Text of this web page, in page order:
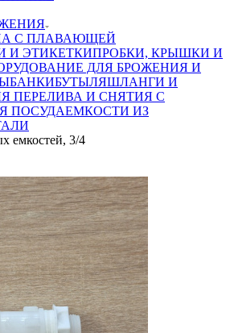
С ПЛАВАЮЩЕЙ
И ЭТИКЕТКИПРОБКИ, КРЫШКИ И
ДЛЯ БРОЖЕНИЯ И
БАНКИБУТЫЛЯШЛАНГИ И
ПЕРЕЛИВА И СНЯТИЯ С
ПОСУДАЕМКОСТИ ИЗ
емкостей, 3/4